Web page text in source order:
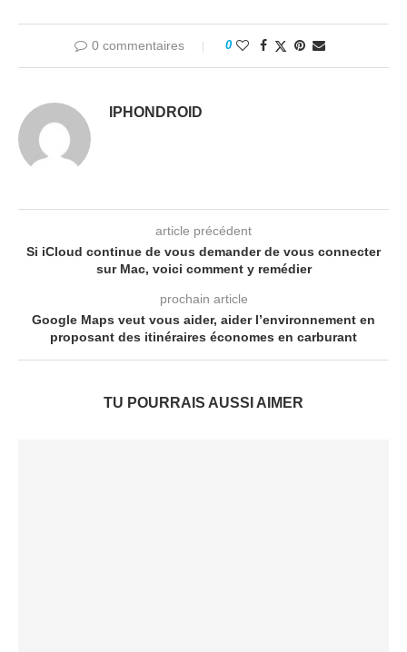
0 commentaires 0
IPHONDROID
article précédent
Si iCloud continue de vous demander de vous connecter
sur Mac, voici comment y remédier
prochain article
Google Maps veut vous aider, aider l’environnement en
proposant des itinéraires économes en carburant
TU POURRAIS AUSSI AIMER